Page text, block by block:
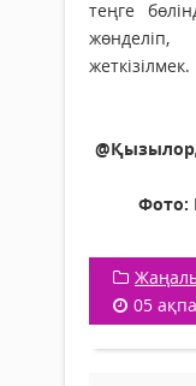
теңге
жеткізілмек.
Фото:
05